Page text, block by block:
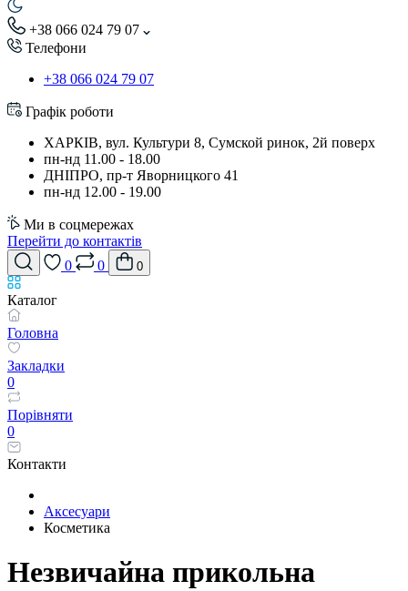
+38 066 024 79 07
Телефони
+38 066 024 79 07
Графік роботи
ХАРКІВ, вул. Культури 8, Сумской ринок, 2й поверх
пн-нд 11.00 - 18.00
ДНІПРО, пр-т Яворницкого 41
пн-нд 12.00 - 19.00
Ми в соцмережах
Перейти до контактів
0
0 0
Каталог
Головна
Закладки
0
Порівняти
0
Контакти
Аксесуари
Косметика
Незвичайна прикольна